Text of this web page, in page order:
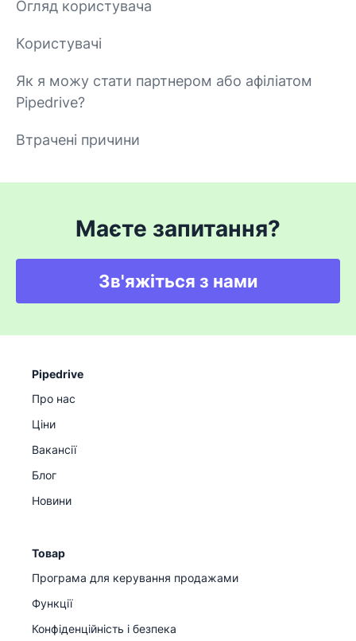
Огляд користувача
Користувачі
Як я можу стати партнером або афіліатом
Pipedrive?
Втрачені причини
Маєте запитання?
Зв'яжіться з нами
Pipedrive
Про нас
Ціни
Вакансії
Блог
Новини
Товар
Програма для керування продажами
Функції
Конфіденційність і безпека